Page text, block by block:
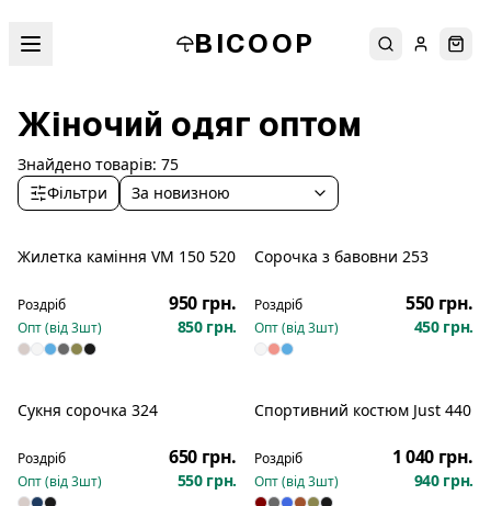
BICOOP ПошукУвійти
Жіночий одяг оптом
Знайдено товарів: 75
Фільтри
За новизною
Жилетка каміння VM 150 520
Роздріб 950 грн.
Опт (від3шт) 850 грн.
Сорочка з бавовни 253
Роздріб 550 грн.
Опт (від3шт) 450 грн.
Сукня сорочка 324
Роздріб 650 грн.
Опт (від3шт) 550 грн.
Спортивний костюм Just 440
Роздріб 1 040 грн.
Опт (від3шт) 940 грн.